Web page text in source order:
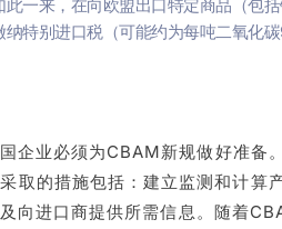
一来，在向欧盟出口特定商品（
特别进口税（可能约为每吨二氧
企业必须为CBAM新规做好准备
取的措施包括：建立监测和计算
向进口商提供所需信息。随着